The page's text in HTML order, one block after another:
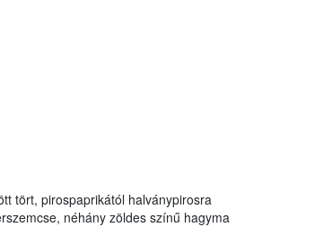
tört, pirospaprikától halványpirosra
néhány zöldes színű hagyma